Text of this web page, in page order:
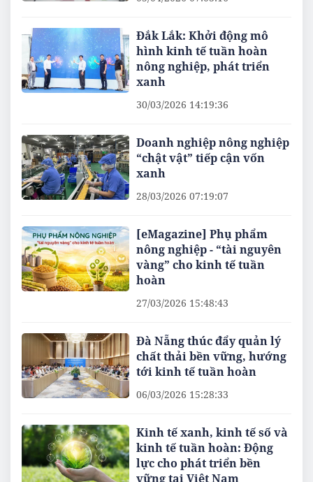
Đắk Lắk: Khởi động mô
hình kinh tế tuần hoàn
nông nghiệp, phát triển
xanh
30/03/2026 14:19:36
Doanh nghiệp nông nghiệp
“chật vật” tiếp cận vốn
xanh
28/03/2026 07:19:07
[eMagazine] Phụ phẩm
nông nghiệp - “tài nguyên
vàng” cho kinh tế tuần
hoàn
27/03/2026 15:48:43
Đà Nẵng thúc đẩy quản lý
chất thải bền vững, hướng
tới kinh tế tuần hoàn
06/03/2026 15:28:33
Kinh tế xanh, kinh tế số và
kinh tế tuần hoàn: Động
lực cho phát triển bền
vững tại Việt Nam